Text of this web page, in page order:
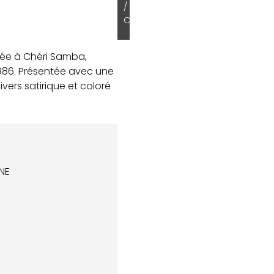
/
C
à Chéri Samba,
Présentée avec une
satirique et coloré